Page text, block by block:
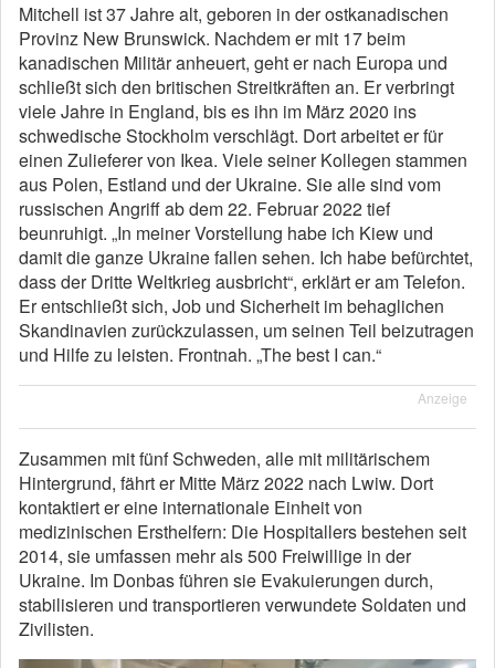
Mitchell ist 37 Jahre alt, geboren in der ostkanadischen
Provinz New Brunswick. Nachdem er mit 17 beim
kanadischen Militär anheuert, geht er nach Europa und
schließt sich den britischen Streitkräften an. Er verbringt
viele Jahre in England, bis es ihn im März 2020 ins
schwedische Stockholm verschlägt. Dort arbeitet er für
einen Zulieferer von Ikea. Viele seiner Kollegen stammen
aus Polen, Estland und der Ukraine. Sie alle sind vom
russischen Angriff ab dem 22. Februar 2022 tief
beunruhigt. „In meiner Vorstellung habe ich Kiew und
damit die ganze Ukraine fallen sehen. Ich habe befürchtet,
dass der Dritte Weltkrieg ausbricht“, erklärt er am Telefon.
Er entschließt sich, Job und Sicherheit im behaglichen
Skandinavien zurückzulassen, um seinen Teil beizutragen
und Hilfe zu leisten. Frontnah. „The best I can.“
Anzeige
Zusammen mit fünf Schweden, alle mit militärischem
Hintergrund, fährt er Mitte März 2022 nach Lwiw. Dort
kontaktiert er eine internationale Einheit von
medizinischen Ersthelfern: Die Hospitallers bestehen seit
2014, sie umfassen mehr als 500 Freiwillige in der
Ukraine. Im Donbas führen sie Evakuierungen durch,
stabilisieren und transportieren verwundete Soldaten und
Zivilisten.